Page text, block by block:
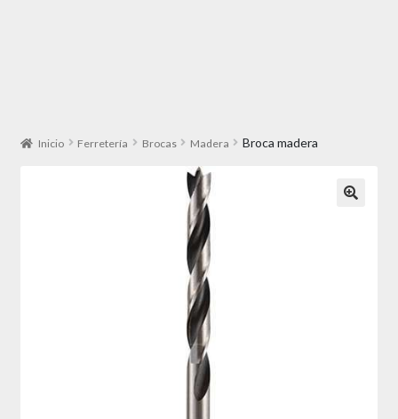
Inicio Ferretería Brocas Madera Broca madera